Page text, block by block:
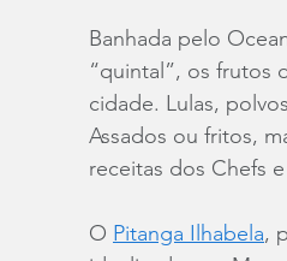
Banhada pelo
“quintal”, os frutos
cidade. Lulas,
Assados ou fritos,
receitas dos Chefs
O Pitanga Ilhabela,